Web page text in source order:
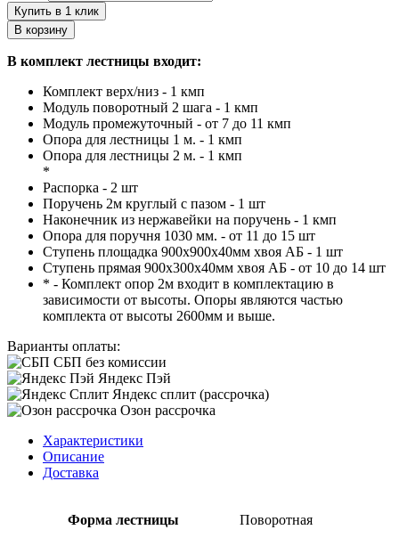
Купить в 1 клик
В корзину
В комплект лестницы входит:
Комплект верх/низ - 1 кмп
Модуль поворотный 2 шага - 1 кмп
Модуль промежуточный - от 7 до 11 кмп
Опора для лестницы 1 м. - 1 кмп
Опора для лестницы 2 м. - 1 кмп
*
Распорка - 2 шт
Поручень 2м круглый с пазом - 1 шт
Наконечник из нержавейки на поручень - 1 кмп
Опора для поручня 1030 мм. - от 11 до 15 шт
Ступень площадка 900х900х40мм хвоя АБ - 1 шт
Ступень прямая 900х300х40мм хвоя АБ - от 10 до 14 шт
* - Комплект опор 2м входит в комплектацию в
зависимости от высоты. Опоры являются частью
комплекта от высоты 2600мм и выше.
Варианты оплаты:
СБП без комиссии
Яндекс Пэй
Яндекс сплит (рассрочка)
Озон рассрочка
Характеристики
Описание
Доставка
Форма лестницы Поворотная